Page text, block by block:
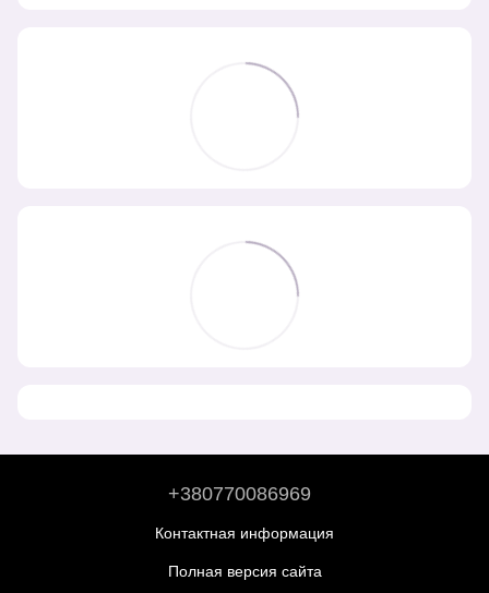
+380770086969
Контактная информация
Полная версия сайта